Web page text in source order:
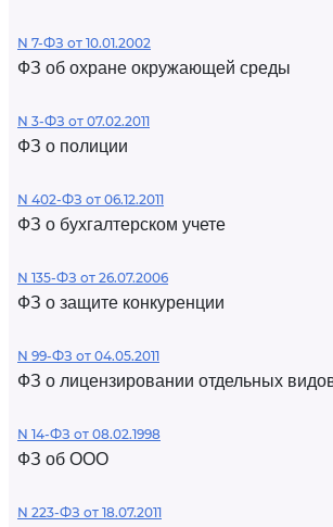
N 7-ФЗ от 10.01.2002
ФЗ об охране окружающей среды
N 3-ФЗ от 07.02.2011
ФЗ о полиции
N 402-ФЗ от 06.12.2011
ФЗ о бухгалтерском учете
N 135-ФЗ от 26.07.2006
ФЗ о защите конкуренции
N 99-ФЗ от 04.05.2011
ФЗ о лицензировании отдельных
N 14-ФЗ от 08.02.1998
ФЗ об ООО
N 223-ФЗ от 18.07.2011